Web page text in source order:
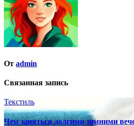
От admin
Связанная запись
Текстиль
Чем заняться долгими зимними